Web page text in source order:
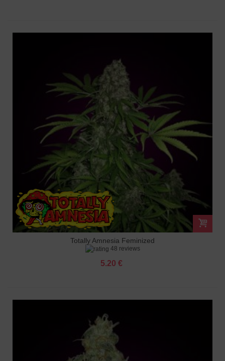
Totally Amnesia Feminized
48 reviews
5.20 €